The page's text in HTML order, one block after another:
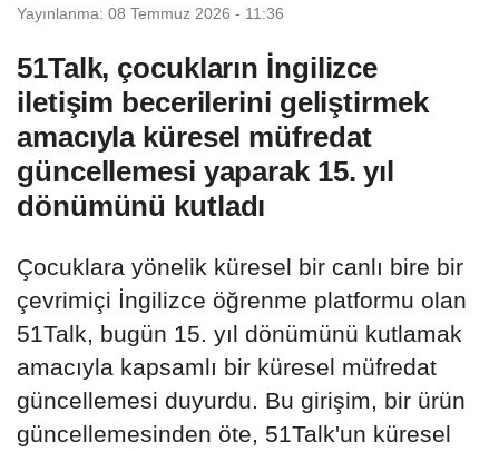
Yayınlanma: 08 Temmuz 2026 - 11:36
51Talk, çocukların İngilizce
iletişim becerilerini geliştirmek
amacıyla küresel müfredat
güncellemesi yaparak 15. yıl
dönümünü kutladı
Çocuklara yönelik küresel bir canlı bire bir
çevrimiçi İngilizce öğrenme platformu olan
51Talk, bugün 15. yıl dönümünü kutlamak
amacıyla kapsamlı bir küresel müfredat
güncellemesi duyurdu. Bu girişim, bir ürün
güncellemesinden öte, 51Talk'un küresel